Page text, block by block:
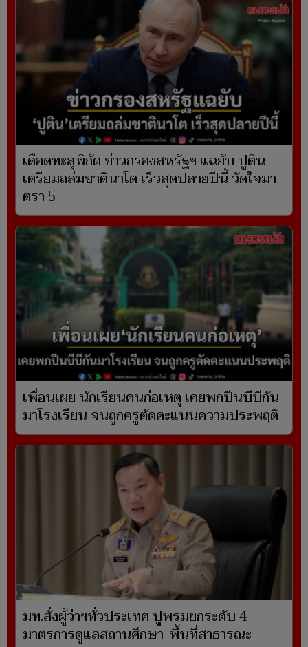
เดือดทะลุพิกัด ข่าวกรองสหรัฐฯ แฉยับ ปูติน
เตรียมถล่มชาตินาโต เร็วสุดปลายปีนี้ วัดใจมา
ตรา 5
เพื่อนเผย นักเรียนคนก่อเหตุ เคยพกปืนบีบีกัน
มาโรงเรียน จนถูกครูตัดคะแนนความประพฤติ
มท.สั่งผู้ว่าฯทั่วประเทศ ปูพรมยกระดับ 4
มาตรการดูแลสถานศึกษา-พื้นที่สาธารณะ